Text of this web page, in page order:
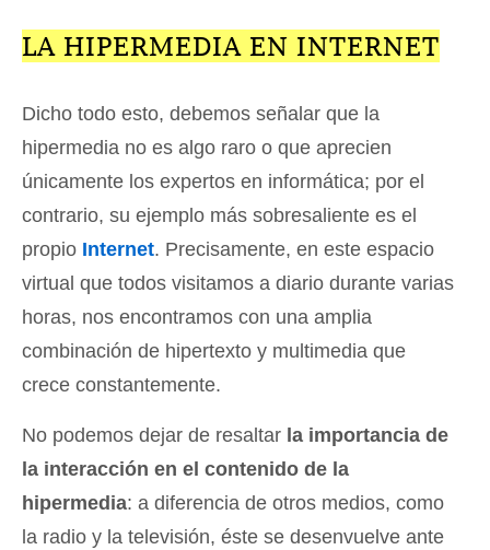
LA HIPERMEDIA EN INTERNET
Dicho todo esto, debemos señalar que la
hipermedia no es algo raro o que aprecien
únicamente los expertos en informática; por el
contrario, su ejemplo más sobresaliente es el
propio Internet. Precisamente, en este espacio
virtual que todos visitamos a diario durante varias
horas, nos encontramos con una amplia
combinación de hipertexto y multimedia que
crece constantemente.
No podemos dejar de resaltar la importancia de
la interacción en el contenido de la
hipermedia: a diferencia de otros medios, como
la radio y la televisión, éste se desenvuelve ante